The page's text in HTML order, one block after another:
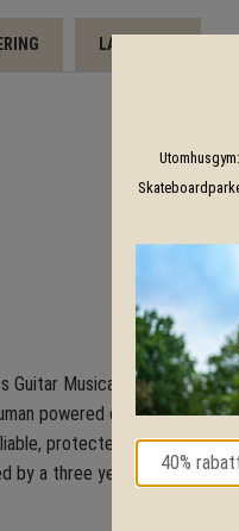
LADDA NER
Guitar Musical Play Panel.
powered energy, the play
protected by a water
by a three year guarantee.
Utomhusgym: